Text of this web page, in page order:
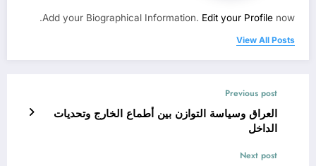
Add your Biographical Information. Edit your Profile now.
View All Posts
Previous post
العراق وسياسة التوازن بين أطماع الخارج وتحديات
الداخل
Next post